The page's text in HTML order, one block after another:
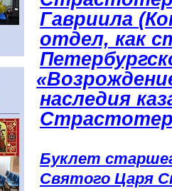
Гавриила
отдел, как
наследия
Буклет
Святого Царя